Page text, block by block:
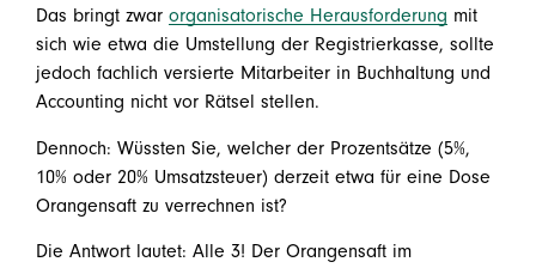
Das bringt zwar organisatorische Herausforderung mit
sich wie etwa die Umstellung der Registrierkasse, sollte
jedoch fachlich versierte Mitarbeiter in Buchhaltung und
Accounting nicht vor Rätsel stellen.
Dennoch: Wüssten Sie, welcher der Prozentsätze (5%,
10% oder 20% Umsatzsteuer) derzeit etwa für eine Dose
Orangensaft zu verrechnen ist?
Die Antwort lautet: Alle 3! Der Orangensaft im